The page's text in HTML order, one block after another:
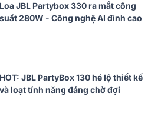
Loa JBL Partybox 330 ra mắt công
suất 280W - Công nghệ AI đỉnh cao
HOT: JBL PartyBox 130 hé lộ thiết kế
và loạt tính năng đáng chờ đợi